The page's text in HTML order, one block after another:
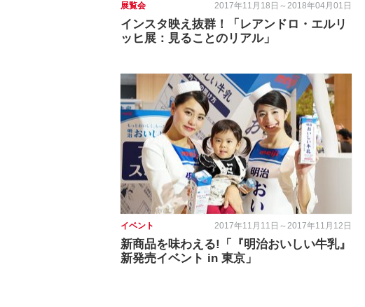
展覧会 2017年11月18日～2018年04月01日
インスタ映え抜群！「レアンドロ・エルリ
ッヒ展：見ることのリアル」
イベント 2017年11月11日～2017年11月12日
新商品を味わえる!「『明治おいしい牛乳』
新発売イベント in 東京」